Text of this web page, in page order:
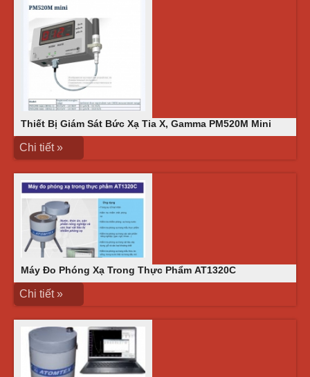
Thiết Bị Giám Sát Bức Xạ Tia X, Gamma PM520M Mini
Chi tiết »
Máy Đo Phóng Xạ Trong Thực Phẩm АТ1320C
Chi tiết »